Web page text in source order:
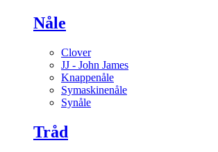
Nåle
Clover
JJ - John James
Knappenåle
Symaskinenåle
Synåle
Tråd